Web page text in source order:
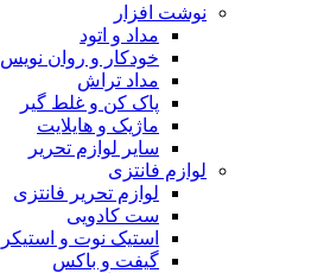
نوشت افزار
مداد و اتود
خودکار و روان نویس
مداد تراش
پاک کن و غلط گیر
ماژیک و هایلایت
سایر لوازم تحریر
لوازم فانتزی
لوازم تحریر فانتزی
ست کادویی
استیک نوت و استیکر
گیفت و باکس